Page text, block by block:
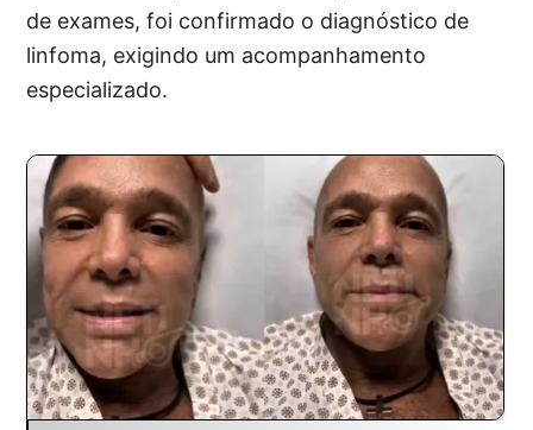
de exames, foi confirmado o diagnóstico de
linfoma, exigindo um acompanhamento
especializado.